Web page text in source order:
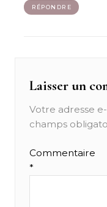
RÉPONDRE
Laisser un
Votre adresse
champs
Commentaire
*